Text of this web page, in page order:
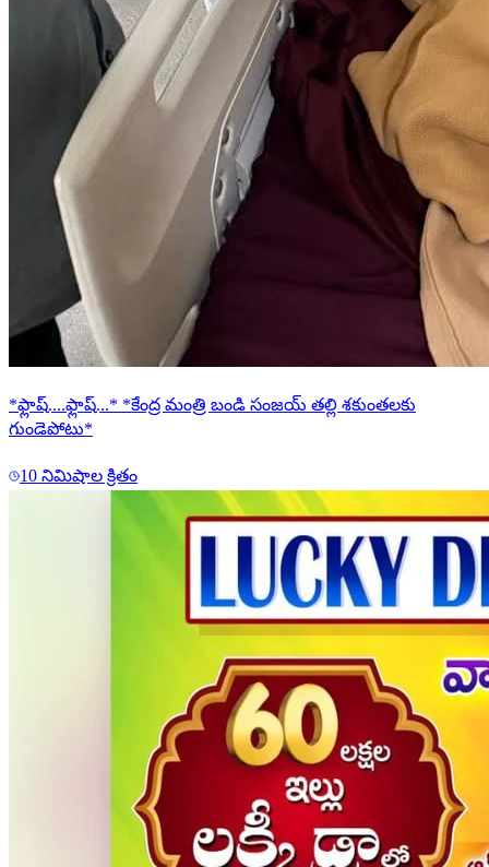
*ఫ్లాష్....ఫ్లాష్...* *కేంద్ర మంత్రి బండి సంజయ్ తల్లి శకుంతలకు
గుండెపోటు*
10 నిమిషాల క్రితం